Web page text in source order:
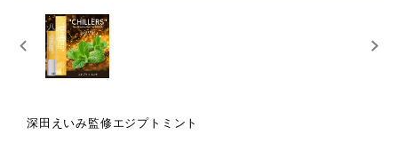
深田えいみ監修エジプトミント